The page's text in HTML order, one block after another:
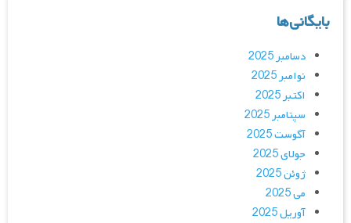
بایگانی‌ها
دسامبر 2025
نوامبر 2025
اکتبر 2025
سپتامبر 2025
آگوست 2025
جولای 2025
ژوئن 2025
می 2025
آوریل 2025